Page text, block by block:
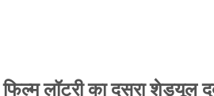
फिल्म लॉटरी का दूसरा